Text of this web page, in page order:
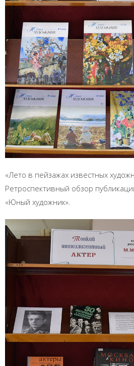
«Лето в пейзажах известных
Ретроспективный обзор
«Юный художник».